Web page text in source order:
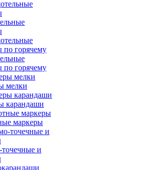
по горячему
мелки
карандаши
маркеры
и